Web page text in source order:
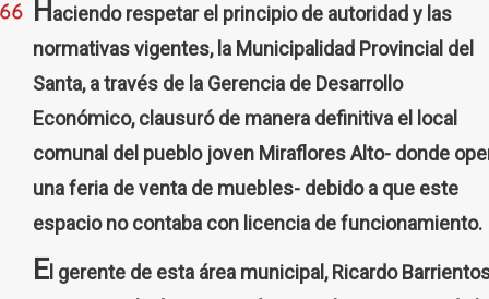
H aciendo respetar el principio de autoridad y las
normativas vigentes, la Municipalidad Provincial del
Santa, a través de la Gerencia de Desarrollo
Económico, clausuró de manera definitiva el local
comunal del pueblo joven Miraflores Alto- donde
una feria de venta de muebles- debido a que este
espacio no contaba con licencia de funcionamiento.
E l gerente de esta área municipal, Ricardo